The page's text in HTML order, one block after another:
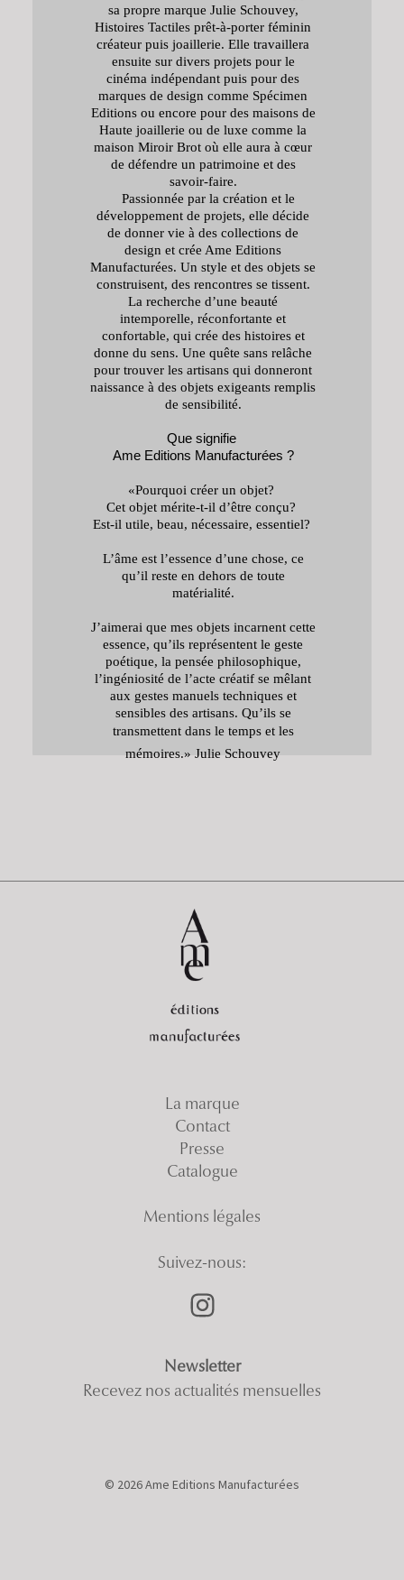
sa propre marque Julie Schouvey,
Histoires Tactiles prêt-à-porter féminin
créateur puis joaillerie. Elle travaillera
ensuite sur divers projets pour le
cinéma indépendant puis pour des
marques de design comme Spécimen
Editions ou encore pour des maisons de
Haute joaillerie ou de luxe comme la
maison Miroir Brot où elle aura à cœur
de défendre un patrimoine et des
savoir-faire.
Passionnée par la création et le
développement de projets, elle décide
de donner vie à des collections de
design et crée Ame Editions
Manufacturées. Un style et des objets se
construisent, des rencontres se tissent.
La recherche d’une beauté
intemporelle, réconfortante et
confortable, qui crée des histoires et
donne du sens. Une quête sans relâche
pour trouver les artisans qui donneront
naissance à des objets exigeants remplis
de sensibilité.
Que signifie
Ame Editions Manufacturées ?
«Pourquoi créer un objet?
Cet objet mérite-t-il d’être conçu?
Est-il utile, beau, nécessaire, essentiel?
L’âme est l’essence d’une chose, ce
qu’il reste en dehors de toute
matérialité.
J’aimerai que mes objets incarnent cette
essence, qu’ils représentent le geste
poétique, la pensée philosophique,
l’ingéniosité de l’acte créatif se mêlant
aux gestes manuels techniques et
sensibles des artisans. Qu’ils se
transmettent dans le tempsetles
mémoires.»Julie Schouvey
La marque
Contact
Presse
Catalogue
Mentions légales
Suivez-nous:
Newsletter
Recevez nos actualités mensuelles
© 2026 Ame Editions Manufacturées